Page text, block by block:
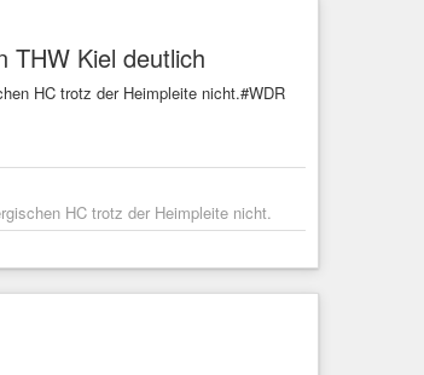
THW Kiel deutlich
HC trotz der Heimpleite nicht.#WDR
HC trotz der Heimpleite nicht.